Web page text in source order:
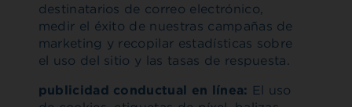
destinatarios de correo electrónico,
medir el éxito de nuestras campañas de
marketing y recopilar estadísticas sobre
el uso del sitio y las tasas de respuesta.
publicidad conductual en línea: El uso